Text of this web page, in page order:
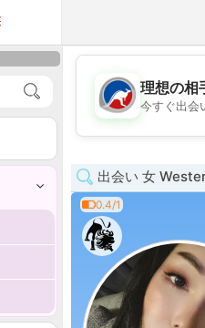
理想の相
今すぐ出会
出会い 女
0.4/1